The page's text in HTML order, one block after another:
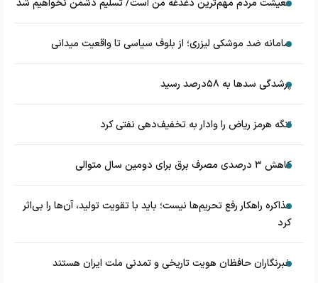
معیشت مردم مهم‌ترین دغدغه من است/ تسلیم دشمن نخواهیم شد
سامانه ضد موشکی لیزری؛ از بلوف سیاسی تا واقعیت میدانی
پرشدگی سدها به ۵۸درصد رسید
تنگه هرمز ریاض را وادار به تخفیف‌دهی نفتی کرد
کاهش ۳ درصدی مصرف برق برای دومین سال متوالی
مذاکره راهکار رفع تحریم‌ها نیست؛ باید با تقویت تولید، آن‌ها را بی‌اثر
کرد
خبرنگاران حافظان هویت تاریخی و تمدنی ملت ایران هستند